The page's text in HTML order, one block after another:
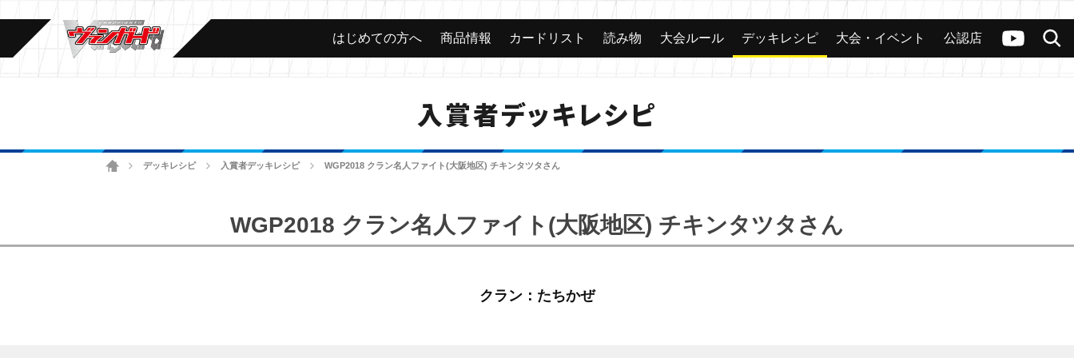
ヴァンガードch
検索
カード 大会 公認店舗 その他
はじめての方へ 商品情報 カードリスト 読み物 大会ルール デッキレシピ 大会・イベント 公認店
入賞者デッキレシピ
ホームデッキレシピ 入賞者デッキレシピ WGP2018 クラン名人ファイト(大阪地区) チキンタツタさん
WGP2018 クラン名人ファイト(大阪地区) チキンタツタさん
クラン：たちかぜ